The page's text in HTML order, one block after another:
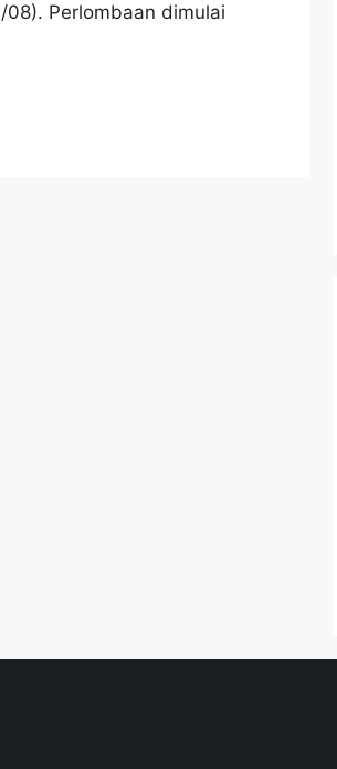
Perlombaan dimulai